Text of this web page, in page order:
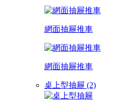
網面抽屜推車
網面抽屜推車
桌上型抽屜 (2)